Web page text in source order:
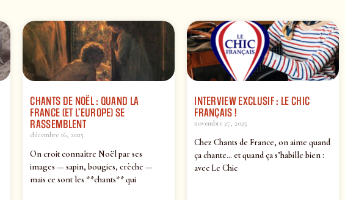
CHANTS DE NOËL : QUAND LA
FRANCE (ET L’EUROPE) SE
RASSEMBLENT
décembre 16, 2025
On croit connaître Noël par ses
images — sapin, bougies, crèche —
mais ce sont les **chants** qui
INTERVIEW EXCLUSIF : LE CHIC
FRANÇAIS !
novembre 27, 2025
Chez Chants de France, on aime quand
ça chante… et quand ça s’habille bien :
avec Le Chic